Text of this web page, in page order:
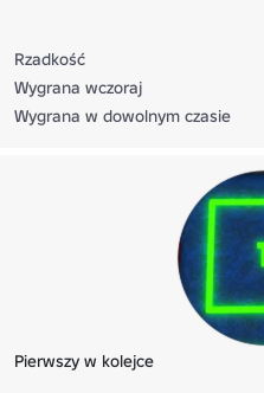
Rzadkość
Wygrana wczoraj
Wygrana w dowolnym czasie
Pierwszy w kolejce